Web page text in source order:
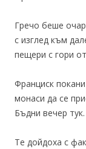
Гречо беше
с изглед към
пещери с гори
Франциск
монаси да се
Бъдни вечер тук.
Те дойдоха с